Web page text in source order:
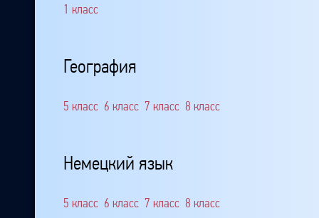
1 класс
География
5 класс 6 класс 7 класс 8 класс
Немецкий язык
5 класс 6 класс 7 класс 8 класс